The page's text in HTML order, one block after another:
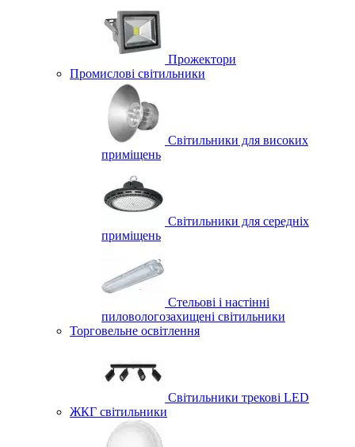
Прожектори
Промислові світильники
Світильники для високих
приміщень
Світильники для середніх
приміщень
Стельові і настінні
пиловологозахищені світильники
Торговельне освітлення
Світильники трекові LED
ЖКГ світильники